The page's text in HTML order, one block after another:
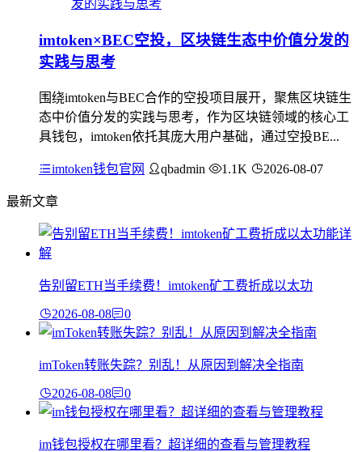
imtoken×BEC空投，区块链生态中价值分发的
实践与思考
围绕imtoken与BEC合作的空投项目展开，聚焦区块链生
态中价值分发的实践与思考，作为区块链领域的核心工
具钱包，imtoken依托其庞大用户基础，通过空投BE...
imtoken钱包官网 qbadmin 1.1K 2026-08-07
最新文章
告别留ETH当手续费！imtoken矿工费折成以太功
2026-08-08 0
imToken转账失踪？别乱！从原因到解决全指南
2026-08-08 0
im钱包授权在哪里看？超详细的查看与管理教程